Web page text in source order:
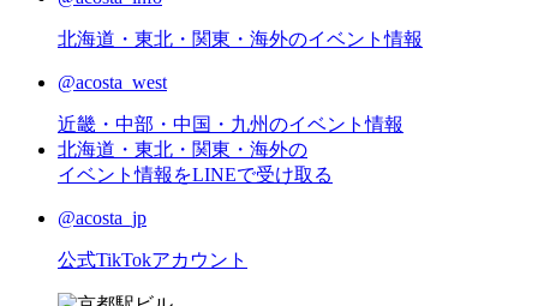
北海道・東北・関東・海外のイベント情報
@acosta_west
近畿・中部・中国・九州のイベント情報
北海道・東北・関東・海外の
イベント情報をLINEで受け取る
@acosta_jp
公式TikTokアカウント